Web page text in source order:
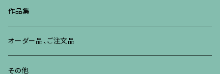
ブレスレット、バングル、その他
ブレスレット、その他
リング
ネックレス、ペンダント
リング
ブレスレット、バングル
イヤリング、ピアス
ネックレス、ペンダント
リング
作品集
オーダー品、ご注文品
その他